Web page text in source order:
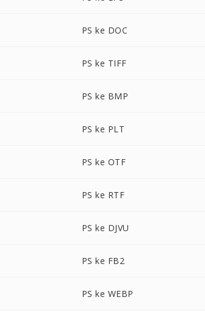
PS ke DOC
PS ke TIFF
PS ke BMP
PS ke PLT
PS ke OTF
PS ke RTF
PS ke DJVU
PS ke FB2
PS ke WEBP